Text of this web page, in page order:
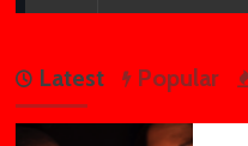
Latest Popular